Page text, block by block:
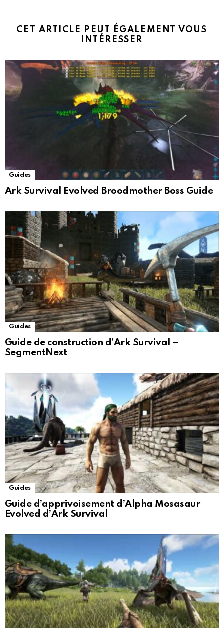
CET ARTICLE PEUT ÉGALEMENT VOUS
INTÉRESSER
Guides
Ark Survival Evolved Broodmother Boss Guide
Guides
Guide de construction d’Ark Survival –
SegmentNext
Guides
Guide d’apprivoisement d’Alpha Mosasaur
Evolved d’Ark Survival